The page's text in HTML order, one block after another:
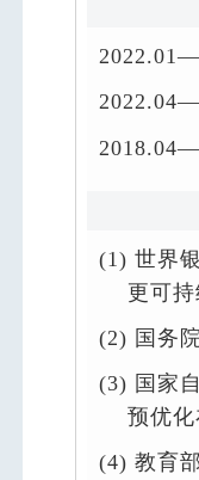
(1) 世界
更可
(2) 国务
(3) 国家
预优
(4) 教育